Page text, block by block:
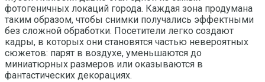
фотогеничных локаций города. Каждая зона продумана
таким образом, чтобы снимки получались эффектными
без сложной обработки. Посетители легко создают
кадры, в которых они становятся частью невероятных
сюжетов: парят в воздухе, уменьшаются до
миниатюрных размеров или оказываются в
фантастических декорациях.